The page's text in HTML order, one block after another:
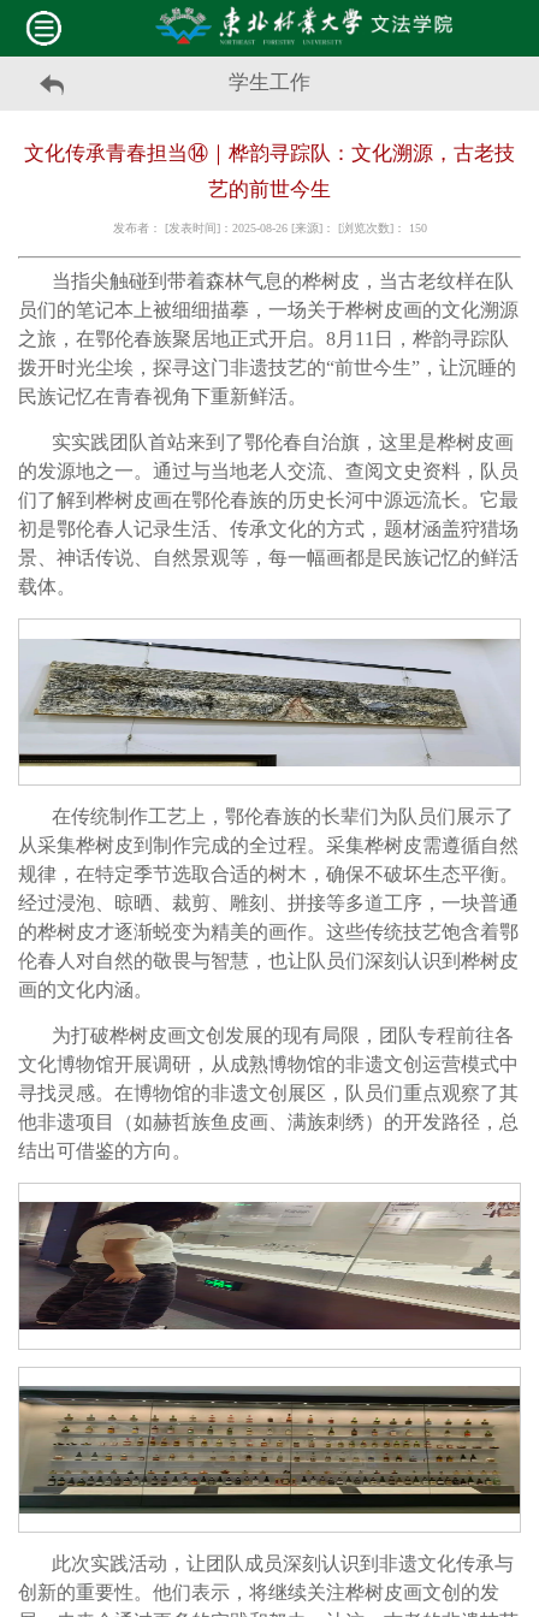
学生工作
文化传承青春担当⑭｜桦韵寻踪队：文化溯源，古老技
艺的前世今生
发布者： [发表时间]：2025-08-26 [来源]： [浏览次数]： 150
当指尖触碰到带着森林气息的桦树皮，当古老纹样在队
员们的笔记本上被细细描摹，一场关于桦树皮画的文化溯源
之旅，在鄂伦春族聚居地正式开启。8月11日，桦韵寻踪队
拨开时光尘埃，探寻这门非遗技艺的“前世今生”，让沉睡的
民族记忆在青春视角下重新鲜活。
实实践团队首站来到了鄂伦春自治旗，这里是桦树皮画
的发源地之一。通过与当地老人交流、查阅文史资料，队员
们了解到桦树皮画在鄂伦春族的历史长河中源远流长。它最
初是鄂伦春人记录生活、传承文化的方式，题材涵盖狩猎场
景、神话传说、自然景观等，每一幅画都是民族记忆的鲜活
载体。
在传统制作工艺上，鄂伦春族的长辈们为队员们展示了
从采集桦树皮到制作完成的全过程。采集桦树皮需遵循自然
规律，在特定季节选取合适的树木，确保不破坏生态平衡。
经过浸泡、晾晒、裁剪、雕刻、拼接等多道工序，一块普通
的桦树皮才逐渐蜕变为精美的画作。这些传统技艺饱含着鄂
伦春人对自然的敬畏与智慧，也让队员们深刻认识到桦树皮
画的文化内涵。
为打破桦树皮画文创发展的现有局限，团队专程前往各
文化博物馆开展调研，从成熟博物馆的非遗文创运营模式中
寻找灵感。在博物馆的非遗文创展区，队员们重点观察了其
他非遗项目（如赫哲族鱼皮画、满族刺绣）的开发路径，总
结出可借鉴的方向。
此次实践活动，让团队成员深刻认识到非遗文化传承与
创新的重要性。他们表示，将继续关注桦树皮画文创的发